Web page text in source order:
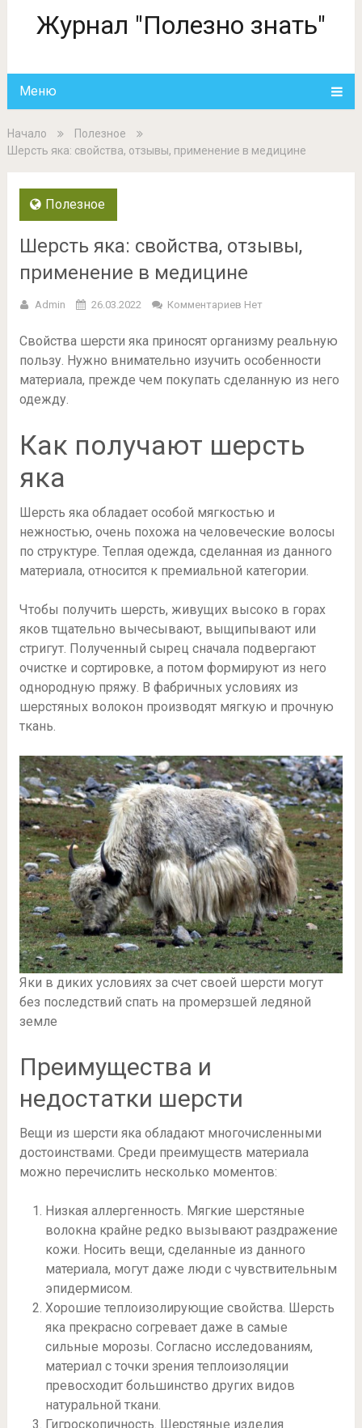
Журнал "Полезно знать"
Меню
Начало
Полезное
Шерсть яка: свойства, отзывы, применение в медицине
Полезное
Шерсть яка: свойства, отзывы,
применение в медицине
Admin 26.03.2022 Комментариев Нет
Свойства шерсти яка приносят организму реальную
пользу. Нужно внимательно изучить особенности
материала, прежде чем покупать сделанную из него
одежду.
Как получают шерсть
яка
Шерсть яка обладает особой мягкостью и
нежностью, очень похожа на человеческие волосы
по структуре. Теплая одежда, сделанная из данного
материала, относится к премиальной категории.
Чтобы получить шерсть, живущих высоко в горах
яков тщательно вычесывают, выщипывают или
стригут. Полученный сырец сначала подвергают
очистке и сортировке, а потом формируют из него
однородную пряжу. В фабричных условиях из
шерстяных волокон производят мягкую и прочную
ткань.
Яки в диких условиях за счет своей шерсти могут
без последствий спать на промерзшей ледяной
земле
Преимущества и
недостатки шерсти
Вещи из шерсти яка обладают многочисленными
достоинствами. Среди преимуществ материала
можно перечислить несколько моментов:
Низкая аллергенность. Мягкие шерстяные
волокна крайне редко вызывают раздражение
кожи. Носить вещи, сделанные из данного
материала, могут даже люди с чувствительным
эпидермисом.
Хорошие теплоизолирующие свойства. Шерсть
яка прекрасно согревает даже в самые
сильные морозы. Согласно исследованиям,
материал с точки зрения теплоизоляции
превосходит большинство других видов
натуральной ткани.
Гигроскопичность. Шерстяные изделия